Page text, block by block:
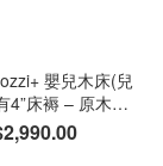
嬰兒木床(兒
床褥 – 原木色 /
櫸木